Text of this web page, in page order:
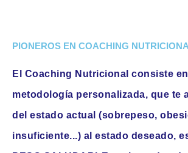
PIONEROS EN COACHING
El Coaching Nutricional consiste
metodología personalizada, que te
del estado actual (sobrepeso,
insuficiente...) al estado deseado,